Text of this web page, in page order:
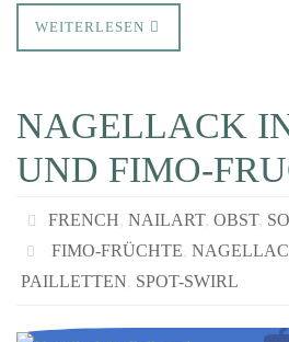
WEITERLESEN
NAGELLACK
UND FIMO-
FRENCH, NAILART, OBST,
FIMO-FRÜCHTE,
PAILLETTEN, SPOT-SWIRL